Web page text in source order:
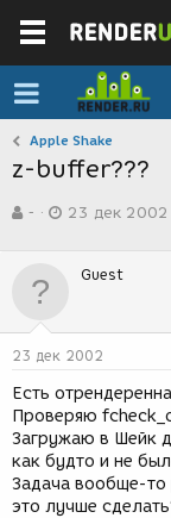
Apple Shake
z-buffer???
в
р
м
-
а
д
н
и
я
23 дек 2002
Guest
23 дек 2002
Есть
Проверяю
Загружаю в Шейк
как будто и не
Задача вообще-то
это лучше